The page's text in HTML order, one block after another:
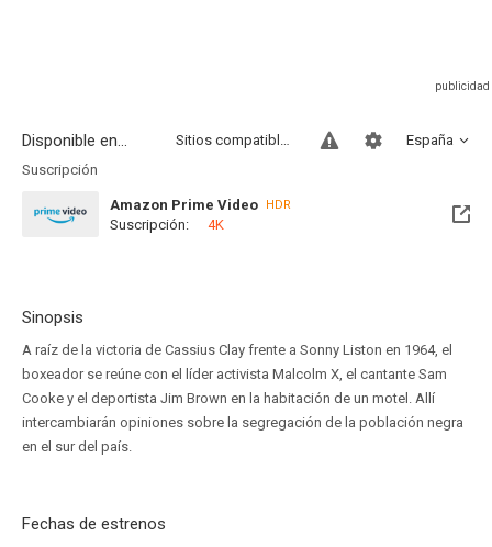
Disponible en... España
Sitios compatibles
Suscripción
Amazon Prime Video HDR
Suscripción: 4K
Sinopsis
A raíz de la victoria de Cassius Clay frente a Sonny Liston en 1964, el
boxeador se reúne con el líder activista Malcolm X, el cantante Sam
Cooke y el deportista Jim Brown en la habitación de un motel. Allí
intercambiarán opiniones sobre la segregación de la población negra
en el sur del país.
Fechas de estrenos